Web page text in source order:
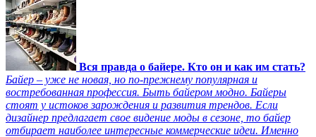
Вся правда о байере. Кто он и как им стать?
Байер – уже не новая, но по-прежнему популярная и
востребованная профессия. Быть байером модно. Байеры
стоят у истоков зарождения и развития трендов. Если
дизайнер предлагает свое видение моды в сезоне, то байер
отбирает наиболее интересные коммерческие идеи. Именно